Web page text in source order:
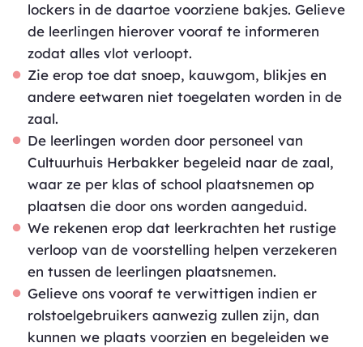
lockers in de daartoe voorziene bakjes. Gelieve
de leerlingen hierover vooraf te informeren
zodat alles vlot verloopt.
Zie erop toe dat snoep, kauwgom, blikjes en
andere eetwaren niet toegelaten worden in de
zaal.
De leerlingen worden door personeel van
Cultuurhuis Herbakker begeleid naar de zaal,
waar ze per klas of school plaatsnemen op
plaatsen die door ons worden aangeduid.
We rekenen erop dat leerkrachten het rustige
verloop van de voorstelling helpen verzekeren
en tussen de leerlingen plaatsnemen.
Gelieve ons vooraf te verwittigen indien er
rolstoelgebruikers aanwezig zullen zijn, dan
kunnen we plaats voorzien en begeleiden we